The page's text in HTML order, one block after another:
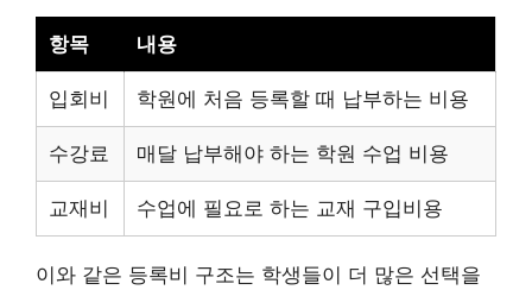
항목 내용
입회비 학원에 처음 등록할 때 납부하는 비용
수강료 매달 납부해야 하는 학원 수업 비용
교재비 수업에 필요로 하는 교재 구입비용
이와 같은 등록비 구조는 학생들이 더 많은 선택을